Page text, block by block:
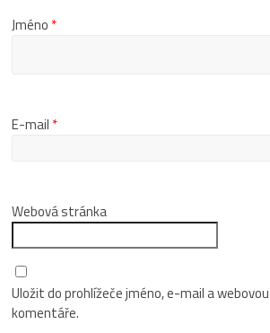
Jméno *
E-mail *
Webová stránka
Uložit do prohlížeče jméno, e-mail a
komentáře.